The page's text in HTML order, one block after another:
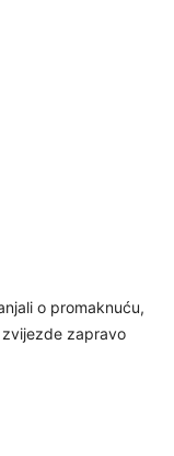
o promaknuću,
zapravo